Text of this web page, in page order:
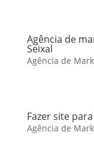
Agência de
Seixal
Agência de
Fazer site
Agência de